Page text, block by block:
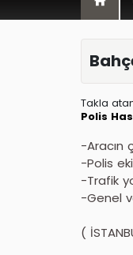
Takla
Polis
-Aracın
-Polis
-Trafik
-Genel
(